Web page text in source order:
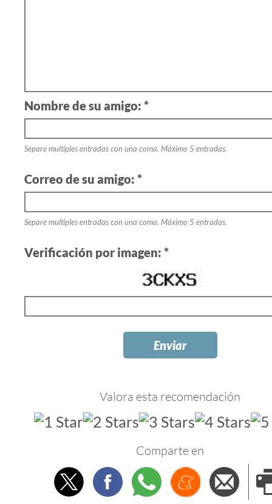
Nombre de su amigo: *
Separe multiples entradas con una coma. Máximo 5 entradas.
Correo de su amigo: *
Separe multiples entradas con una coma. Máximo 5 entradas.
Verificación por imagen: *
Valora esta recomendación
Comparte en
TwitterFacebookWhatsappMenéame